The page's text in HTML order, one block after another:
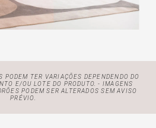
PODEM TER VARIAÇÕES DEPENDENDO DO
E/OU LOTE DO PRODUTO. - IMAGENS
PODEM SER ALTERADOS SEM AVISO
PRÉVIO.